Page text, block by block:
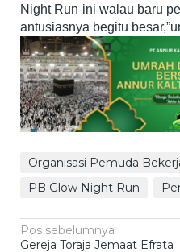
Night Run ini walau baru
antusiasnya begitu
Organisasi Pemuda
PB Glow Night Run
Navigasi
Pos sebelumnya
Gereja Toraja Jemaat Efrata